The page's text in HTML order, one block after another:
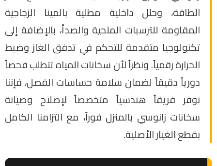
الطاقة، وحلل داخلية مطلية بالمينا الزجاجية
المقاومة للترسبات الملحية والصدأ، بالإضافة إلى
تكنولوجيا متقدمة للتحكم في تدفق الغاز وضبط
الحرارة رقمياً. ونظراً لأن سخانات المياه تتطلب فحصاً
دورياً دقيقاً لضمان سلامة حساسات الفصل، فإننا
نوفر فريقاً هندسياً متخصصاً لإصلاح وصيانة
سخانات زانوسي بالمنزل فوراَ، مع التزامنا الكامل
بقطع الغيار الأصلية.